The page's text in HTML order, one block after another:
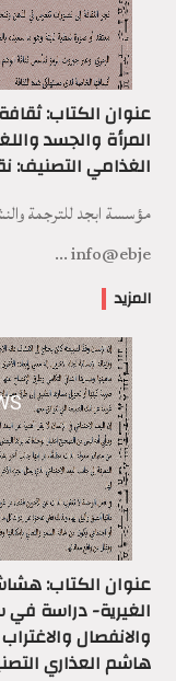
عنوان الكتاب:
المرأة والجسد
الغذامي التصنيف:
info@ebje ...
المزيد
عنوان الكتاب:
الغيرية- دراسة
والانفصال
هاشم العذاري